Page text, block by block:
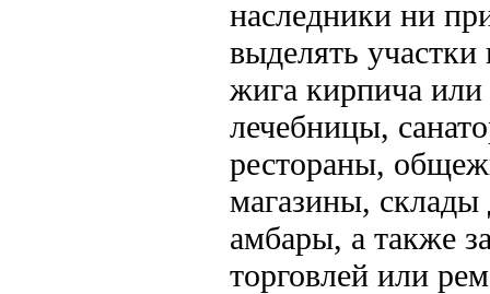
наследники ни
выделять
жига кирпича
лечебницы,
рестораны,
магазины, склады
амбары, а также
торговлей или